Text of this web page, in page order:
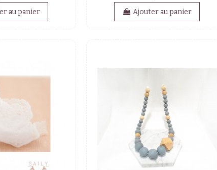
au panier Ajouter au panier